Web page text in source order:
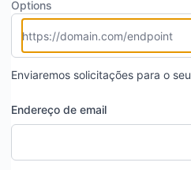
Options
Enviaremos solicitações para o
Endereço de email